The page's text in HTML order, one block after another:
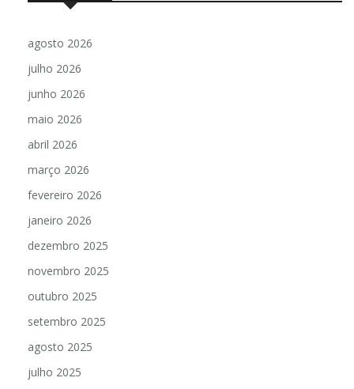
agosto 2026
julho 2026
junho 2026
maio 2026
abril 2026
março 2026
fevereiro 2026
janeiro 2026
dezembro 2025
novembro 2025
outubro 2025
setembro 2025
agosto 2025
julho 2025